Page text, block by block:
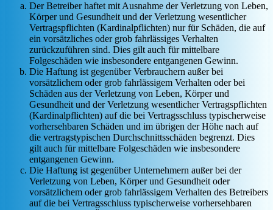
Der Betreiber haftet mit Ausnahme der Verletzung von Leben,
Körper und Gesundheit und der Verletzung wesentlicher
Vertragspflichten (Kardinalpflichten) nur für Schäden, die auf
ein vorsätzliches oder grob fahrlässiges Verhalten
zurückzuführen sind. Dies gilt auch für mittelbare
Folgeschäden wie insbesondere entgangenen Gewinn.
Die Haftung ist gegenüber Verbrauchern außer bei
vorsätzlichem oder grob fahrlässigem Verhalten oder bei
Schäden aus der Verletzung von Leben, Körper und
Gesundheit und der Verletzung wesentlicher Vertragspflichten
(Kardinalpflichten) auf die bei Vertragsschluss typischerweise
vorhersehbaren Schäden und im übrigen der Höhe nach auf
die vertragstypischen Durchschnittsschäden begrenzt. Dies
gilt auch für mittelbare Folgeschäden wie insbesondere
entgangenen Gewinn.
Die Haftung ist gegenüber Unternehmern außer bei der
Verletzung von Leben, Körper und Gesundheit oder
vorsätzlichem oder grob fahrlässigem Verhalten des Betreibers
auf die bei Vertragsschluss typischerweise vorhersehbaren